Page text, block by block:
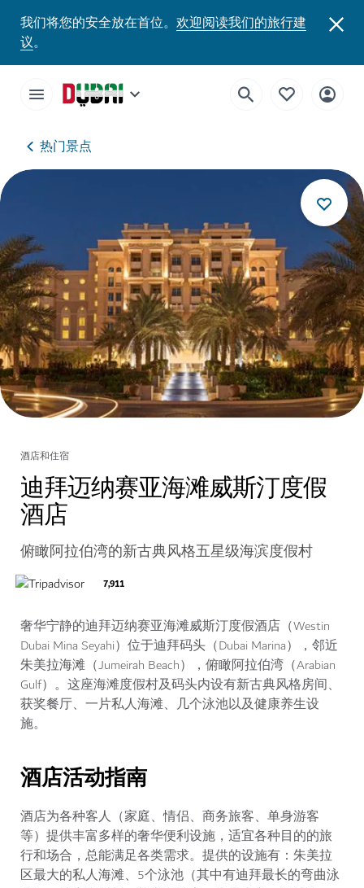
我们将您的安全放在首位。 欢迎阅读我们的旅行建
议。
热门景点
酒店和住宿
迪拜迈纳赛亚海滩威斯汀度假
酒店
俯瞰阿拉伯湾的新古典风格五星级海滨度假村
7,911
奢华宁静的迪拜迈纳赛亚海滩威斯汀度假酒店（Westin
Dubai Mina Seyahi）位于迪拜码头（Dubai Marina），邻近
朱美拉海滩（Jumeirah Beach），俯瞰阿拉伯湾（Arabian
Gulf）。这座海滩度假村及码头内设有新古典风格房间、
获奖餐厅、一片私人海滩、几个泳池以及健康养生设
施。
酒店活动指南
酒店为各种客人（家庭、情侣、商务旅客、单身游客
等）提供丰富多样的奢华便利设施，适宜各种目的的旅
行和场合，总能满足各类需求。提供的设施有：朱美拉
区最大的私人海滩、5个泳池（其中有迪拜最长的弯曲泳